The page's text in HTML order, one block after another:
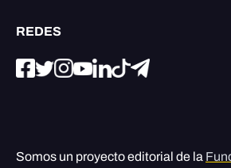
REDES
Somos un proyecto editorial de la